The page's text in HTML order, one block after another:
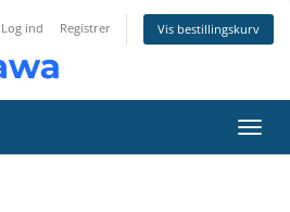
Log ind Registrer Vis bestillingskurv
Skift